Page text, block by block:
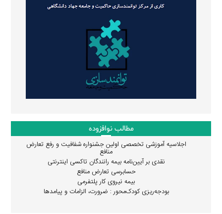
مطالب نوافزوده
اجلاسیه آموزشی تخصصی اولین جشنواره شفافیت و رفع تعارض
منافع
نقدی بر آیین‌نامه بیمه رانندگان تاکسی اینترنتی
حسابرسی تعارض منافع
بیمه نیروی کار پلتفرمی
بودجه‌ریزی کودک‌محور : ضرورت، الزامات و پیامدها